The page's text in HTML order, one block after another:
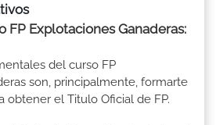
FP Explotaciones Ganaderas:
del curso FP
son, principalmente, formarte
obtener el Titulo Oficial de FP.